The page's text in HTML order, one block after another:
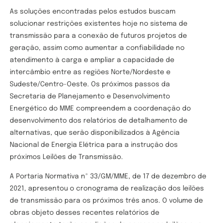
As soluções encontradas pelos estudos buscam
solucionar restrições existentes hoje no sistema de
transmissão para a conexão de futuros projetos de
geração, assim como aumentar a confiabilidade no
atendimento à carga e ampliar a capacidade de
intercâmbio entre as regiões Norte/Nordeste e
Sudeste/Centro-Oeste. Os próximos passos da
Secretaria de Planejamento e Desenvolvimento
Energético do MME compreendem a coordenação do
desenvolvimento dos relatórios de detalhamento de
alternativas, que serão disponibilizados à Agência
Nacional de Energia Elétrica para a instrução dos
próximos Leilões de Transmissão.
A Portaria Normativa nº 33/GM/MME, de 17 de dezembro de
2021, apresentou o cronograma de realização dos leilões
de transmissão para os próximos três anos. O volume de
obras objeto desses recentes relatórios de